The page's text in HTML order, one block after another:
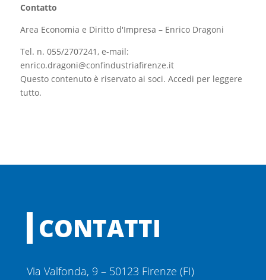
Contatto
Area Economia e Diritto d'Impresa – Enrico Dragoni
Tel. n. 055/2707241, e-mail:
enrico.dragoni@confindustriafirenze.it
Questo contenuto è riservato ai soci. Accedi per leggere
tutto.
CONTATTI
Via Valfonda, 9 – 50123 Firenze (FI)